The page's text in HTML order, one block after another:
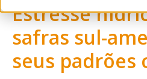
Sala de Imprensa
Trabalhe Conosco
Estresse
safras sul-
seus padrões